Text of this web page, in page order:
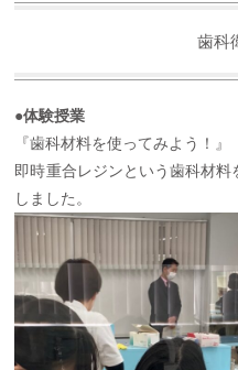
歯科
●体験授業
『歯科材料を使ってみよう！』
即時重合レジンという歯科材
しました。